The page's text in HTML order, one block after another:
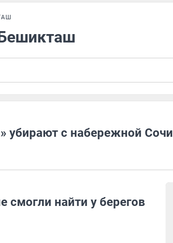
убирают с набережной Сочи
смогли найти у берегов